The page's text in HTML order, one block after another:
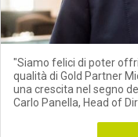
"Siamo felici di poter
qualità di Gold Partner
una crescita nel segno
Carlo Panella, Head of